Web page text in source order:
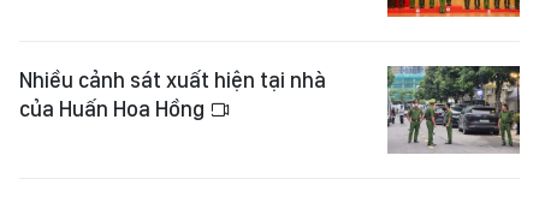
Nhiều cảnh sát xuất hiện tại nhà
của Huấn Hoa Hồng